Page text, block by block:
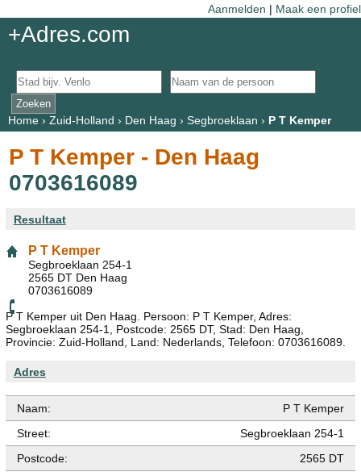
Aanmelden | Maak een profiel
+Adres.com
Home› Zuid-Holland › Den Haag › Segbroeklaan › P T Kemper
P T Kemper - Den Haag
0703616089
Resultaat
P T Kemper
Segbroeklaan 254-1
2565 DT Den Haag
0703616089
P T Kemper uit Den Haag. Persoon: P T Kemper, Adres:
Segbroeklaan 254-1, Postcode: 2565 DT, Stad: Den Haag,
Provincie: Zuid-Holland, Land: Nederlands, Telefoon: 0703616089.
Adres
Naam:
P T Kemper
Street:
Segbroeklaan 254-1
Postcode:
2565 DT